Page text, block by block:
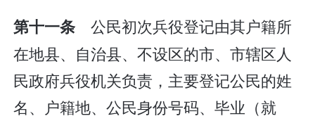
第十一条公民初次兵役登记由其户籍所
在地县、自治县、不设区的市、市辖区人
民政府兵役机关负责，主要登记公民的姓
名、户籍地、公民身份号码、毕业（就